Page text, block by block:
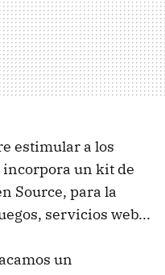
estimular a los
incorpora un kit de
Source, para la
servicios web...
un